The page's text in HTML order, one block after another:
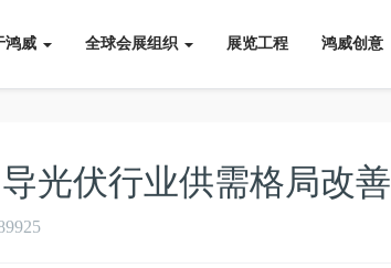
鸿威 全球会展组织 展览工程 鸿威创意
光伏行业供需格局改善